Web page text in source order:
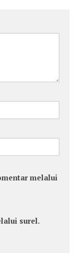
melalui
surel.